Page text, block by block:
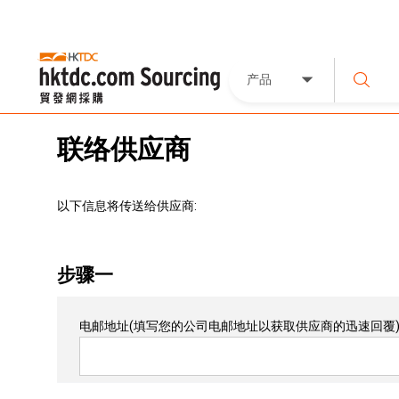
产品
联络供应商
以下信息将传送给供应商:
步骤一
电邮地址(填写您的公司电邮地址以获取供应商的迅速回覆)